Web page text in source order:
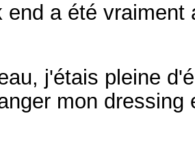
end a été vraiment
j'étais pleine
mon dressing